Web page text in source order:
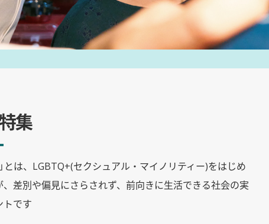
集
とは、LGBTQ+(セクシュアル・マイノリティー)をはじめ
差別や偏見にさらされず、前向きに生活できる社会の実
トです